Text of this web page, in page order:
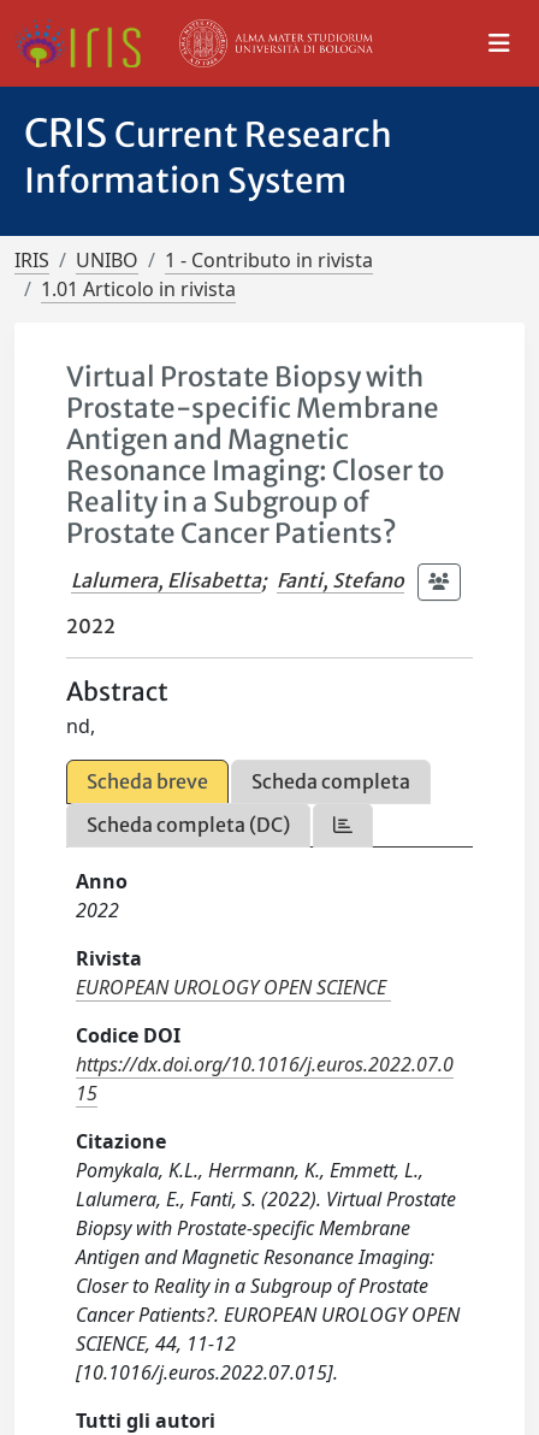
CRIS Current Research
Information System
IRIS UNIBO
1 - Contributo in rivista
1.01 Articolo in rivista
Virtual Prostate Biopsy with
Prostate-specific Membrane
Antigen and Magnetic
Resonance Imaging: Closer to
Reality in a Subgroup of
Prostate Cancer Patients?
Lalumera, Elisabetta; Fanti, Stefano
2022
Abstract
nd,
Scheda breve
Scheda completa
Scheda completa (DC)
Anno
2022
Rivista
EUROPEAN UROLOGY OPEN SCIENCE
Codice DOI
https://dx.doi.org/10.1016/j.euros.2022.07.0
15
Citazione
Pomykala, K.L., Herrmann, K., Emmett, L.,
Lalumera, E., Fanti, S. (2022). Virtual Prostate
Biopsy with Prostate-specific Membrane
Antigen and Magnetic Resonance Imaging:
Closer to Reality in a Subgroup of Prostate
Cancer Patients?. EUROPEAN UROLOGY OPEN
SCIENCE, 44, 11-12
[10.1016/j.euros.2022.07.015].
Tutti gli autori